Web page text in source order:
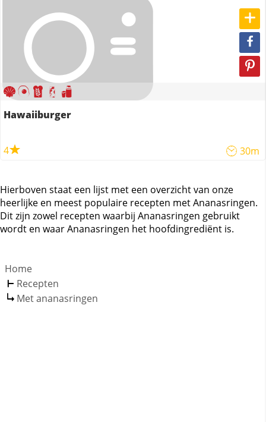
Hawaiiburger
4 30m
Hierboven staat een lijst met een overzicht van onze
heerlijke en meest populaire recepten met Ananasringen.
Dit zijn zowel recepten waarbij Ananasringen gebruikt
wordt en waar Ananasringen het hoofdingrediënt is.
Home
Recepten
Met ananasringen